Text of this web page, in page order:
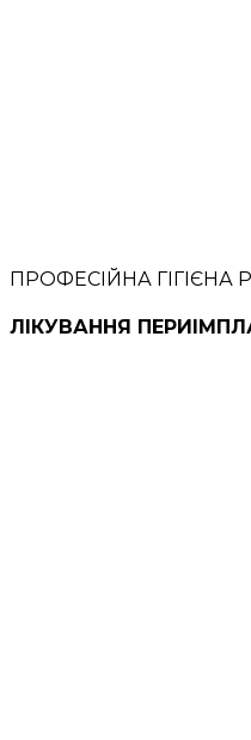
ПРОФЕСІЙНА
ЛІКУВАННЯ